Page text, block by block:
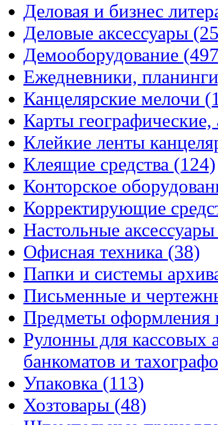
Деловая и бизнес
Деловые аксессуары
Демооборудование
Ежедневники,
Канцелярские мелочи
Карты
Клейкие ленты
Клеящие средства (124)
Конторское
Корректирующие
Настольные
Офисная техника (38)
Папки и системы
Письменные и
Предметы оформления
Рулонны для кассовых
банкоматов и
Упаковка (113)
Хозтовары (48)